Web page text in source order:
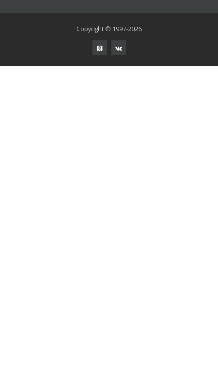
Copyright © 1997-2026